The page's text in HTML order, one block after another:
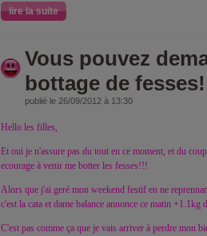
lire la suite
Vous pouvez
bottage de
publié le 26/09/2012 à 13:30
Hello les filles,
Et oui je n'assure pas du tout en ce moment, et du
ecourage à venir me botter les fesses!!!
Alors que j'ai geré mon weekend festif en ne
c'est la cata et dame balance annonce ce matin
C'est pas comme ça que je vais arriver à perdre mon